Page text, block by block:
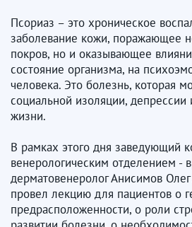
Псориаз – это хроническое
заболевание кожи, поражающее
покров, но и оказывающее
состояние организма, на
человека. Это болезнь, которая
социальной изоляции,
жизни.
В рамках этого дня заведующий
венерологическим отделением -
дерматовенеролог Анисимов
провел лекцию для пациентов о
предрасположенности, о роли